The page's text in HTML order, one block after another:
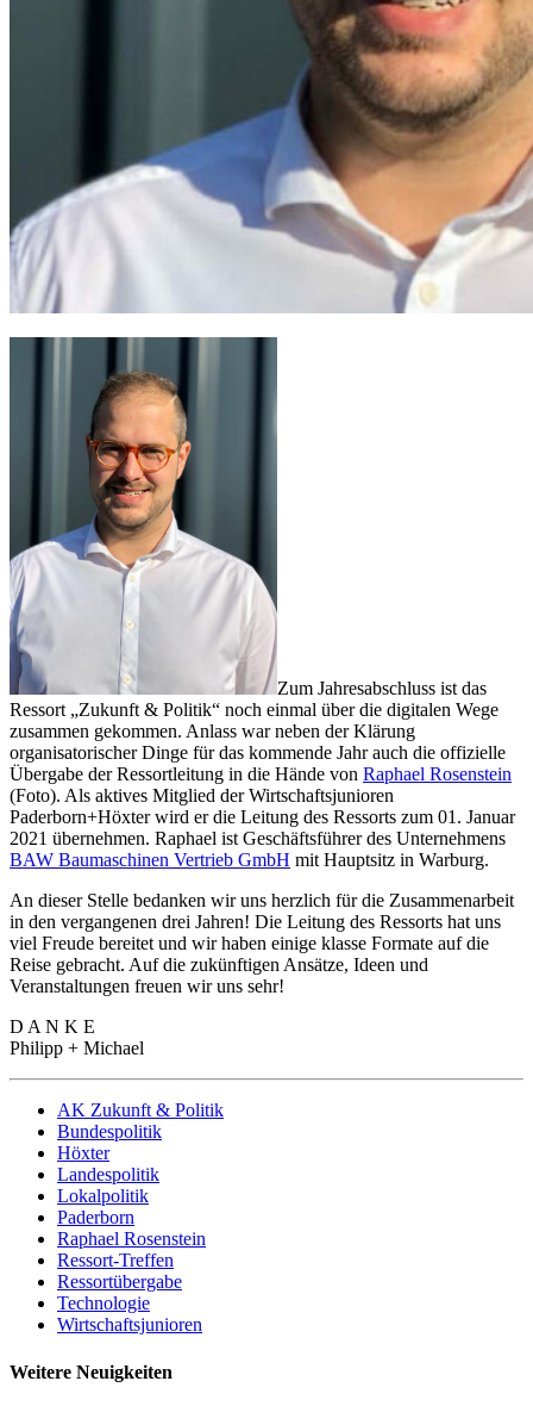
Zum Jahresabschluss ist das
Ressort „Zukunft & Politik“ noch einmal über die digitalen Wege
zusammen gekommen. Anlass war neben der Klärung
organisatorischer Dinge für das kommende Jahr auch die offizielle
Übergabe der Ressortleitung in die Hände von Raphael Rosenstein
(Foto). Als aktives Mitglied der Wirtschaftsjunioren
Paderborn+Höxter wird er die Leitung des Ressorts zum 01. Januar
2021 übernehmen. Raphael ist Geschäftsführer des Unternehmens
BAW Baumaschinen Vertrieb GmbH mit Hauptsitz in Warburg.
An dieser Stelle bedanken wir uns herzlich für die Zusammenarbeit
in den vergangenen drei Jahren! Die Leitung des Ressorts hat uns
viel Freude bereitet und wir haben einige klasse Formate auf die
Reise gebracht. Auf die zukünftigen Ansätze, Ideen und
Veranstaltungen freuen wir uns sehr!
D A N K E
Philipp + Michael
AK Zukunft & Politik
Bundespolitik
Höxter
Landespolitik
Lokalpolitik
Paderborn
Raphael Rosenstein
Ressort-Treffen
Ressortübergabe
Technologie
Wirtschaftsjunioren
Weitere Neuigkeiten